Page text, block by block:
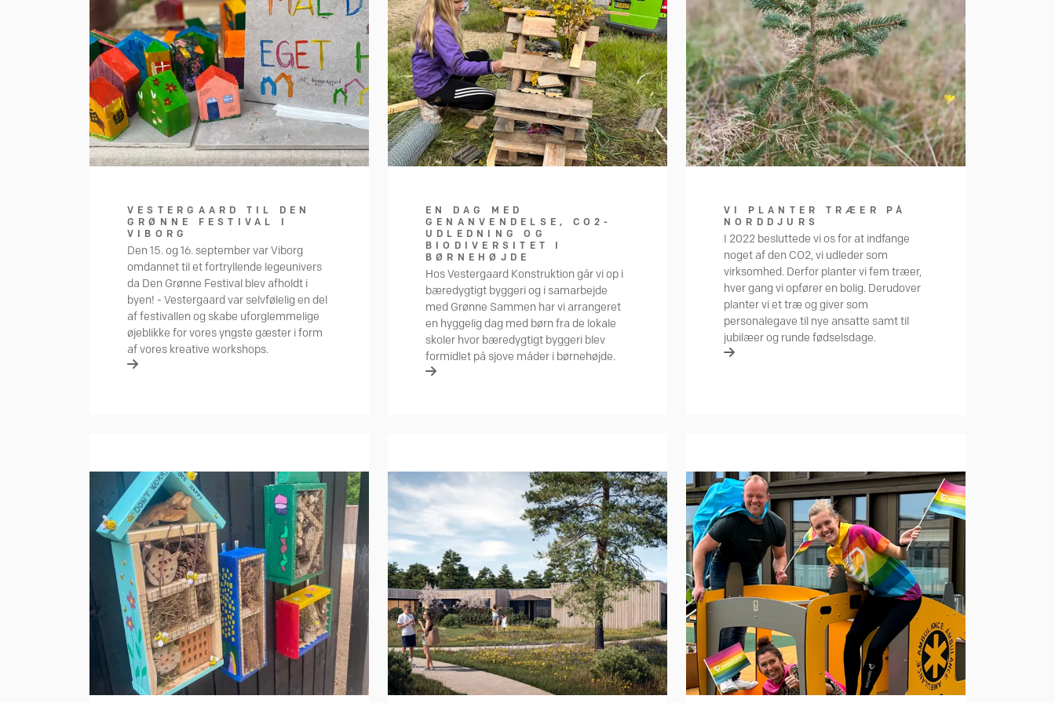
VESTERGAARD TIL DEN
GRØNNE FESTIVAL I
VIBORG
Den 15. og 16. september var Viborg
omdannet til et fortryllende legeunivers
da Den Grønne Festival blev afholdt i
byen! - Vestergaard var selvfølelig en del
af festivallen og skabe uforglemmelige
øjeblikke for vores yngste gæster i form
af vores kreative workshops.
EN DAG MED
GENANVENDELSE, CO2-
UDLEDNING OG
BIODIVERSITET I
BØRNEHØJDE
Hos Vestergaard Konstruktion går vi op i
bæredygtigt byggeri og i samarbejde
med Grønne Sammen har vi arrangeret
en hyggelig dag med børn fra de lokale
skoler hvor bæredygtigt byggeri blev
formidlet på sjove måder i børnehøjde.
VI PLANTER TRÆER PÅ
NORDDJURS
I 2022 besluttede vi os for at indfange
noget af den CO2, vi udleder som
virksomhed. Derfor planter vi fem træer,
hver gang vi opfører en bolig. Derudover
planter vi et træ og giver som
personalegave til nye ansatte samt til
jubilæer og runde fødselsdage.